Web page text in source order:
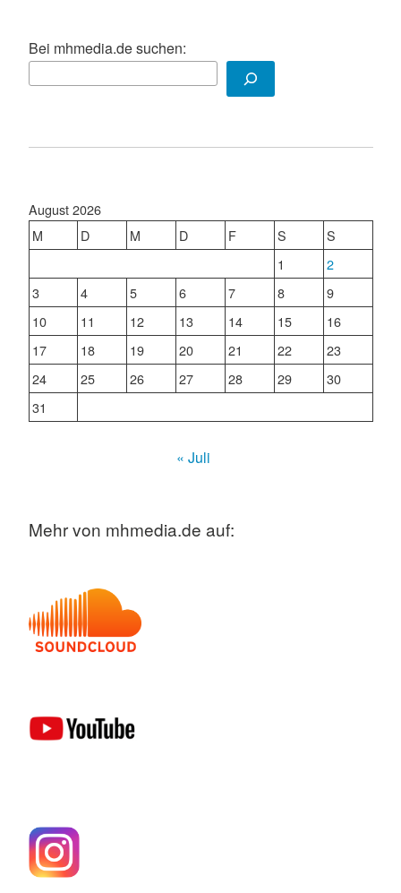
Bei mhmedia.de suchen:
August 2026
M
D M D F S
S
1
2
3
4 5 6 7 8
9
10
11 12 13 14 15
16
17
18 19 20 21 22
23
24
25 26 27 28 29
30
31
« Juli
Mehr von mhmedia.de auf: